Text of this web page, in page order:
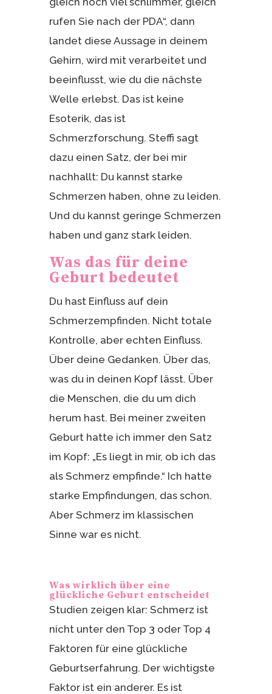
rufen Sie nach der PDA“, dann
landet diese Aussage in deinem
Gehirn, wird mit verarbeitet und
beeinflusst, wie du die nächste
Welle erlebst. Das ist keine
Esoterik, das ist
Schmerzforschung. Steffi sagt
dazu einen Satz, der bei mir
nachhallt: Du kannst starke
Schmerzen haben, ohne zu leiden.
Und du kannst geringe Schmerzen
haben und ganz stark leiden.
Was das für deine
Geburt bedeutet
Du hast Einfluss auf dein
Schmerzempfinden. Nicht totale
Kontrolle, aber echten Einfluss.
Über deine Gedanken. Über das,
was du in deinen Kopf lässt. Über
die Menschen, die du um dich
herum hast. Bei meiner zweiten
Geburt hatte ich immer den Satz
im Kopf: „Es liegt in mir, ob ich das
als Schmerz empfinde.“ Ich hatte
starke Empfindungen, das schon.
Aber Schmerz im klassischen
Sinne war es nicht.
Was wirklich über eine
glückliche Geburt entscheidet
Studien zeigen klar: Schmerz ist
nicht unter den Top 3 oder Top 4
Faktoren für eine glückliche
Geburtserfahrung. Der wichtigste
Faktor ist ein anderer. Es ist